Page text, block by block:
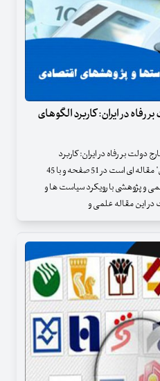
رفاه در ایران: کاربرد الگوهای
دولت بر رفاه در ایران: کاربرد
الگوهای تعادل عمومی پویای تصادفی" مقاله ای است در 51 صفحه و با 45
و پژوهشی با رویکرد سیاست ها و
این مقاله علمی و